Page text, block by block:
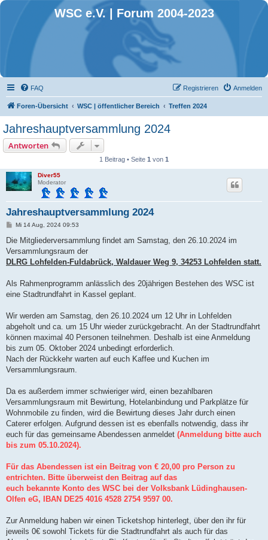
WSC e.V. | Forum 2004-2023
FAQ Anmelden
Registrieren
Foren-Übersicht WSC | öffentlicher Bereich Treffen 2024
Jahreshauptversammlung 2024
Antworten
1 Beitrag • Seite 1 von 1
Diver55
Moderator
Jahreshauptversammlung 2024
B
i
r
a
g
Mi 14 Aug, 2024 09:53
Die Mitgliederversammlung findet am Samstag, den 26.10.2024 im
Versammlungsraum der
DLRG Lohfelden-Fuldabrück, Waldauer Weg 9, 34253 Lohfelden statt.
Als Rahmenprogramm anlässlich des 20jährigen Bestehen des WSC ist
eine Stadtrundfahrt in Kassel geplant.
Wir werden am Samstag, den 26.10.2024 um 12 Uhr in Lohfelden
abgeholt und ca. um 15 Uhr wieder zurückgebracht. An der Stadtrundfahrt
können maximal 40 Personen teilnehmen. Deshalb ist eine Anmeldung
bis zum 05. Oktober 2024 unbedingt erforderlich.
Nach der Rückkehr warten auf euch Kaffee und Kuchen im
Versammlungsraum.
Da es außerdem immer schwieriger wird, einen bezahlbaren
Versammlungsraum mit Bewirtung, Hotelanbindung und Parkplätze für
Wohnmobile zu finden, wird die Bewirtung dieses Jahr durch einen
Caterer erfolgen. Aufgrund dessen ist es ebenfalls notwendig, dass ihr
euch für das gemeinsame Abendessen anmeldet (Anmeldung bitte auch
bis zum 05.10.2024).
Für das Abendessen ist ein Beitrag von € 20,00 pro Person zu
entrichten. Bitte überweist den Beitrag auf das
euch bekannte Konto des WSC bei der Volksbank Lüdinghausen-
Olfen eG, IBAN DE25 4016 4528 2754 9597 00.
Zur Anmeldung haben wir einen Ticketshop hinterlegt, über den ihr für
jeweils 0€ sowohl Tickets für die Stadtrundfahrt als auch für das